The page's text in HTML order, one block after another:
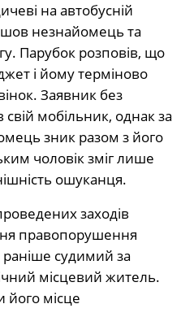
на автобусній
незнайомець та
Парубок розповів, що
і йому терміново
Заявник без
мобільник, однак за
зник разом з його
чоловік зміг лише
ошуканця.
заходів
правопорушення
судимий за
місцевий житель.
його місце